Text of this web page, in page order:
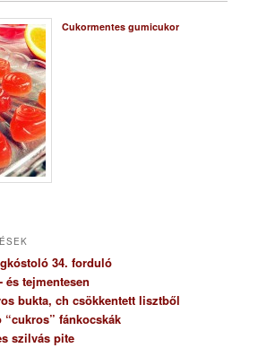
Cukormentes gumicukor
34. forduló
tejmentesen
bukta, ch csökkentett lisztből
fánkocskák
szilvás pite